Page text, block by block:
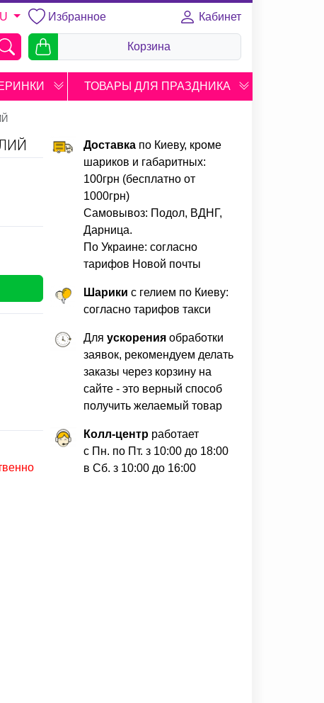
Избранное
Кабинет
Корзина
ТОВАРЫ ДЛЯ ПРАЗДНИКА
Доставкапо Киеву, кроме
шариков и габаритных:
100грн (бесплатно от
1000грн)
Самовывоз: Подол, ВДНГ,
Дарница.
По Украине: согласно
тарифов Новой почты
Шарики с гелием по Киеву:
согласно тарифов такси
Для ускоренияобработки
заявок, рекомендуем делать
заказы через корзину на
сайте - это верный способ
получить желаемый товар
Колл-центрработает
с Пн. по Пт. з 10:00 до 18:00
в Сб. з 10:00 до 16:00